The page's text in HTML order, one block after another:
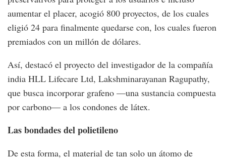
aumentar el placer, acogió 800 proyectos, de los cuales
eligió 24 para finalmente quedarse con, los cuales fueron
premiados con un millón de dólares.
Así, destacó el proyecto del investigador de la compañía
india HLL Lifecare Ltd, Lakshminarayanan Ragupathy,
que busca incorporar grafeno —una sustancia compuesta
por carbono— a los condones de látex.
Las bondades del polietileno
De esta forma, el material de tan solo un átomo de